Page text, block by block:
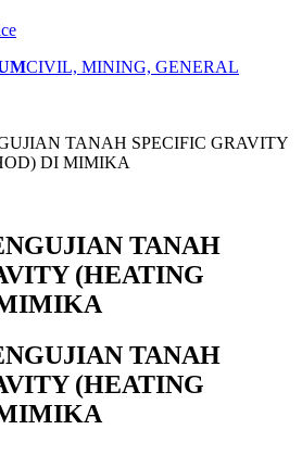
CIVIL, MINING, GENERAL
TANAH SPECIFIC GRAVITY
DI MIMIKA
TANAH
(HEATING
TANAH
(HEATING